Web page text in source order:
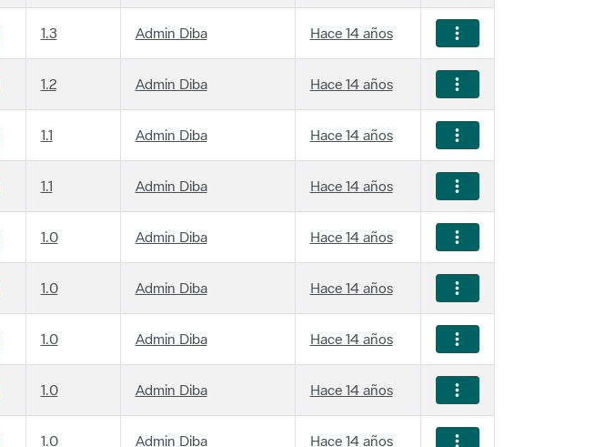
1.3 Admin Diba Hace 14 años
1.2 Admin Diba Hace 14 años
1.1 Admin Diba Hace 14 años
1.1 Admin Diba Hace 14 años
1.0 Admin Diba Hace 14 años
1.0 Admin Diba Hace 14 años
1.0 Admin Diba Hace 14 años
1.0 Admin Diba Hace 14 años
1.0 Admin Diba Hace 14 años